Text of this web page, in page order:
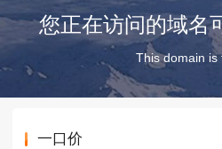
您正在访问的域名
This domain is
一口价